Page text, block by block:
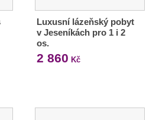
Luxusní lázeňský pobyt
v Jeseníkách pro 1 i 2
os.
2 860 Kč